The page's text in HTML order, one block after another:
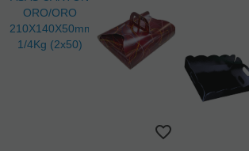
visitantes puedan interactuar con el contenido
plataformas sociales (Facebook, YouTube,
etc.) y que se generan únicamente para los
redes sociales. Las condiciones de utilización
la información recopilada, se regula por la
de la plataforma social correspondiente.
estamos utilizando y cuál es la finalidad de